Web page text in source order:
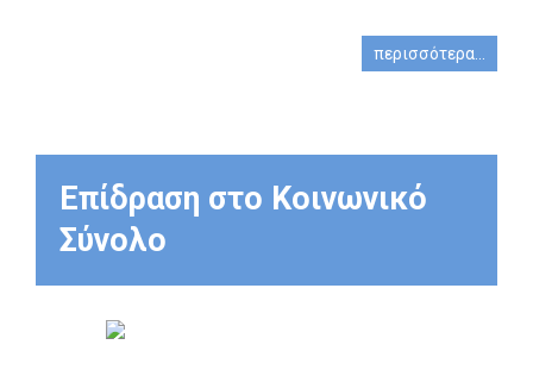
Θεσσαλίας μέσω
τουΕΣΠΑκαι
Επενδύσεων
περισσότερα...
Επίδραση στο Κοινωνικό
Σύνολο